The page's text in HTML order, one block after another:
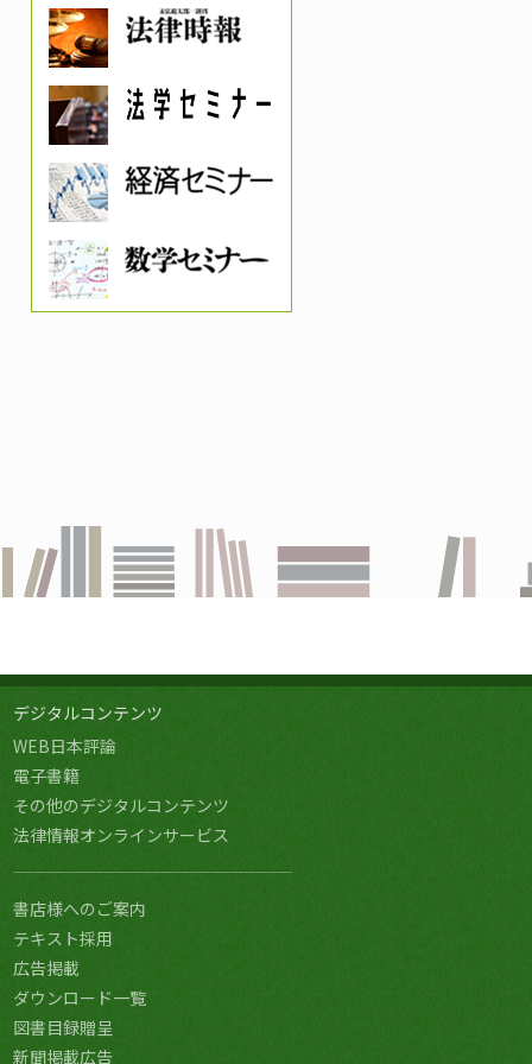
デジタルコンテンツ
WEB日本評論
電子書籍
その他のデジタルコンテンツ
法律情報オンラインサービス
書店様へのご案内
テキスト採用
広告掲載
ダウンロード一覧
図書目録贈呈
新聞掲載広告